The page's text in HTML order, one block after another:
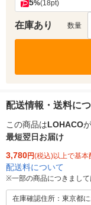
5%(18pt)
在庫あり 数量
配送情報・送料に
この商品はLOHACO
最短翌日お届け
3,780円(税込)以上で基本
配送料について
※一部の商品につきまし
在庫確認住所：東京都